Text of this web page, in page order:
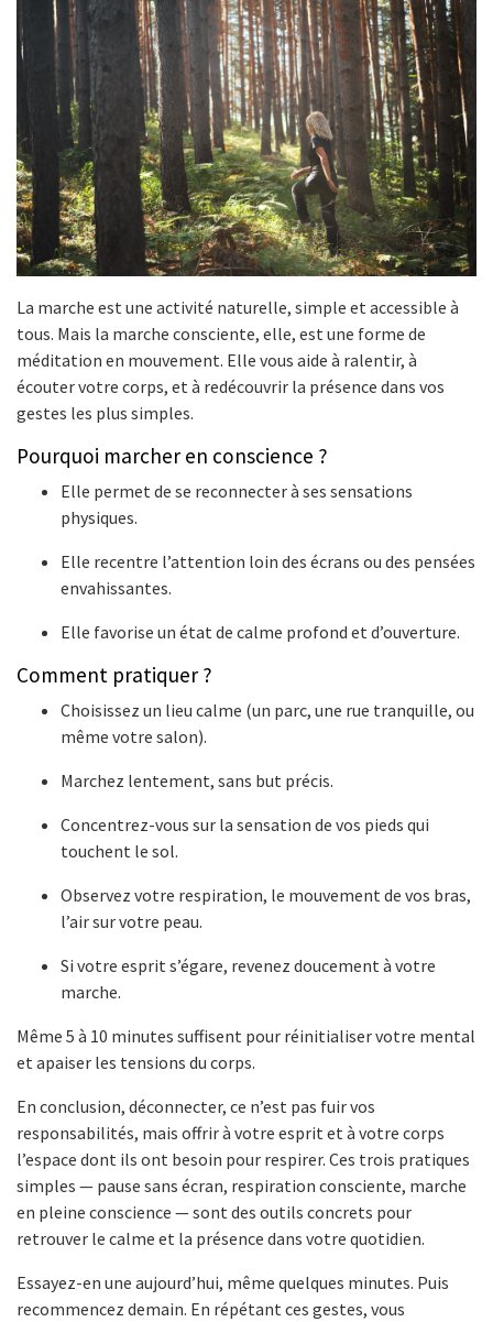
La marche est une activité naturelle, simple et accessible à
tous. Mais la marche consciente, elle, est une forme de
méditation en mouvement. Elle vous aide à ralentir, à
écouter votre corps, et à redécouvrir la présence dans vos
gestes les plus simples.
Pourquoi marcher en conscience ?
Elle permet de se reconnecter à ses sensations
physiques.
Elle recentre l’attention loin des écrans ou des pensées
envahissantes.
Elle favorise un état de calme profond et d’ouverture.
Comment pratiquer ?
Choisissez un lieu calme (un parc, une rue tranquille, ou
même votre salon).
Marchez lentement, sans but précis.
Concentrez-vous sur la sensation de vos pieds qui
touchent le sol.
Observez votre respiration, le mouvement de vos bras,
l’air sur votre peau.
Si votre esprit s’égare, revenez doucement à votre
marche.
Même 5 à 10 minutes suffisent pour réinitialiser votre mental
et apaiser les tensions du corps.
En conclusion, déconnecter, ce n’est pas fuir vos
responsabilités, mais offrir à votre esprit et à votre corps
l’espace dont ils ont besoin pour respirer. Ces trois pratiques
simples — pause sans écran, respiration consciente, marche
en pleine conscience — sont des outils concrets pour
retrouver le calme et la présence dans votre quotidien.
Essayez-en une aujourd’hui, même quelques minutes. Puis
recommencez demain. En répétant ces gestes, vous